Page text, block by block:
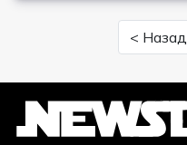
< Назад